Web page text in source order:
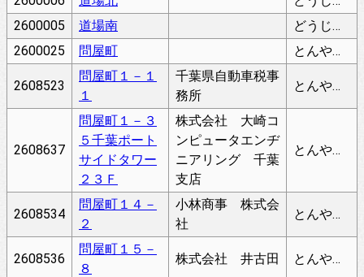
2600005
道場南
どうじょうみなみ
2600025
問屋町 とんやちょう
2608523
問屋町１－１
１
千葉県自動車税事
務所
とんやちょう
2608637
問屋町１－３
５千葉ポート
サイドタワー
２３Ｆ
株式会社 大崎コ
ンピュータエンヂ
ニアリング 千葉
支店
とんやちょう
2608534
問屋町１４－
２
小林商事 株式会
社
とんやちょう
2608536
問屋町１５－
８
株式会社 井古田 とんやちょう